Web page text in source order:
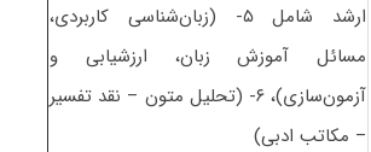
ارشد شامل ۵- (زبان‌شناسی کاربردی،
مسائل آموزش زبان، ارزشیابی و
آزمون‌سازی)، ۶- (تحلیل متون – نقد تفسیر
– مکاتب ادبی)